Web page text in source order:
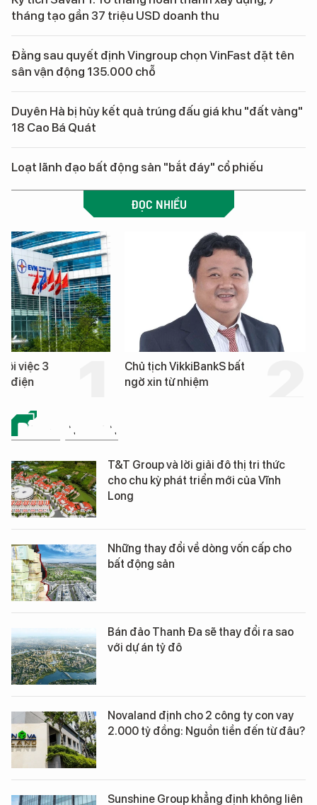
tháng tạo gần 37 triệu USD doanh thu
Đằng sau quyết định Vingroup chọn VinFast đặt tên
sân vận động 135.000 chỗ
Duyên Hà bị hủy kết quả trúng đấu giá khu "đất vàng"
18 Cao Bá Quát
Loạt lãnh đạo bất động sản "bắt đáy" cổ phiếu
ĐỌC NHIỀU
việc 3
điện
Chủ tịch VikkiBankS bất
ngờ xin từ nhiệm
BẤT ĐỘNG SẢN
T&T Group và lời giải đô thị tri thức
cho chu kỳ phát triển mới của Vĩnh
Long
Những thay đổi về dòng vốn cấp cho
bất động sản
Bán đảo Thanh Đa sẽ thay đổi ra sao
với dự án tỷ đô
Novaland định cho 2 công ty con vay
2.000 tỷ đồng: Nguồn tiền đến từ đâu?
Sunshine Group khẳng định không liên